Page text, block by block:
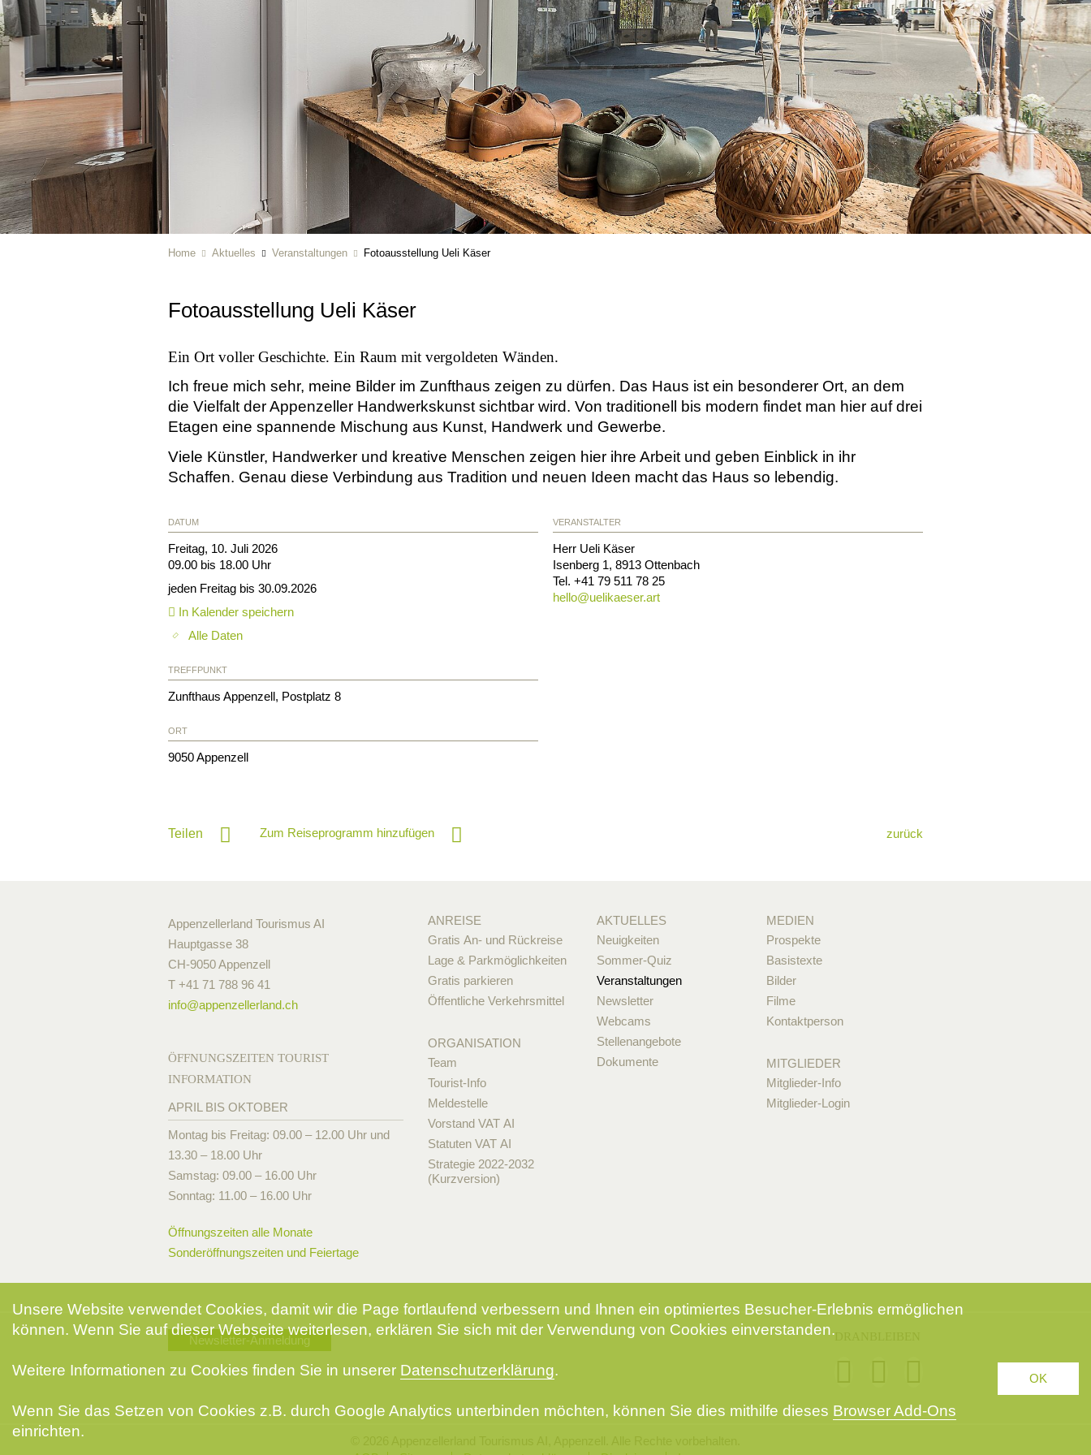
Home Aktuelles Veranstaltungen Fotoausstellung Ueli Käser
Fotoausstellung Ueli Käser
Ein Ort voller Geschichte. Ein Raum mit vergoldeten Wänden.
Ich freue mich sehr, meine Bilder im Zunfthaus zeigen zu dürfen. Das Haus ist ein besonderer Ort, an dem
die Vielfalt der Appenzeller Handwerkskunst sichtbar wird. Von traditionell bis modern findet man hier auf drei
Etagen eine spannende Mischung aus Kunst, Handwerk und Gewerbe.
Viele Künstler, Handwerker und kreative Menschen zeigen hier ihre Arbeit und geben Einblick in ihr
Schaffen. Genau diese Verbindung aus Tradition und neuen Ideen macht das Haus so lebendig.
DATUM
Freitag, 10. Juli 2026
09.00 bis 18.00 Uhr
jeden Freitag bis 30.09.2026
In Kalender speichern
Alle Daten
TREFFPUNKT
Zunfthaus Appenzell, Postplatz 8
ORT
9050Appenzell
VERANSTALTER
Herr Ueli Käser
Isenberg 1,8913 Ottenbach
Tel. +41 79 511 78 25
hello@uelikaeser.art
Teilen Zum Reiseprogramm hinzufügen zurück
Appenzellerland Tourismus AI
Hauptgasse 38
CH-9050 Appenzell
T +41 71 788 96 41
info@appenzellerland.ch
ÖFFNUNGSZEITEN TOURIST
INFORMATION
APRIL BIS OKTOBER
Montag bis Freitag: 09.00 – 12.00 Uhr und
13.30 – 18.00 Uhr
Samstag: 09.00 – 16.00 Uhr
Sonntag: 11.00 – 16.00 Uhr
Öffnungszeiten alle Monate
Sonderöffnungszeiten und Feiertage
ANREISE
Gratis An- und Rückreise
Lage & Parkmöglichkeiten
Gratis parkieren
Öffentliche Verkehrsmittel
ORGANISATION
Team
Tourist-Info
Meldestelle
Vorstand VAT AI
Statuten VAT AI
Strategie 2022-2032
(Kurzversion)
AKTUELLES
Neuigkeiten
Sommer-Quiz
Veranstaltungen
Newsletter
Webcams
Stellenangebote
Dokumente
MEDIEN
Prospekte
Basistexte
Bilder
Filme
Kontaktperson
MITGLIEDER
Mitglieder-Info
Mitglieder-Login
Newsletter-Anmeldung
Unsere Website verwendet Cookies, damit wir die Page fortlaufend verbessern und Ihnen ein optimiertes Besucher-Erlebnis ermöglichen
können. Wenn Sie auf dieser Webseite weiterlesen, erklären Sie sich mit der Verwendung von Cookies einverstanden.
Weitere Informationen zu Cookies finden Sie in unserer Datenschutzerklärung.
Wenn Sie das Setzen von Cookies z.B. durch Google Analytics unterbinden möchten, können Sie dies mithilfe dieses Browser Add-Ons
einrichten.
OK